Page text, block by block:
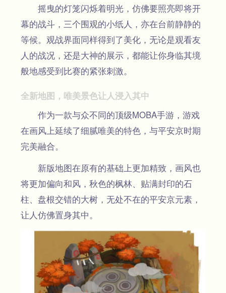
摇曳的灯笼闪烁着明光，仿佛要照亮即将开
幕的战斗，三个围观的小纸人，亦在台前静静的
等候。观战界面同样得到了美化，无论是观看友
人的战况，还是大神的展示，都能让你身临其境
般地感受到比赛的紧张刺激。
全新地图，唯美景色让人浸入其中
作为一款与众不同的顶级MOBA手游，游戏
在画风上延续了细腻唯美的特色，与平安京时期
完美融合。
新版地图在原有的基础上更加精致，画风也
将更加偏向和风，秋色的枫林、贴满封印的石
柱、盘根交错的大树，无处不在的平安京元素，
让人仿佛置身其中。